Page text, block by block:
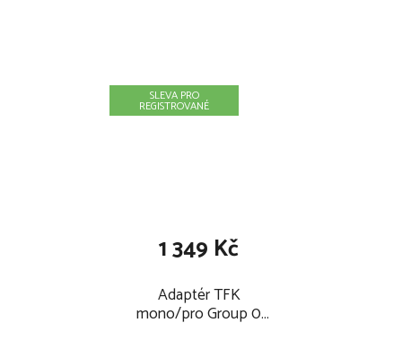
SLEVA PRO
REGISTROVANÉ
Adaptér TFK
mono/pro Group 0
1 349 Kč